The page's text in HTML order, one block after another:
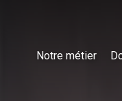
Notre métier